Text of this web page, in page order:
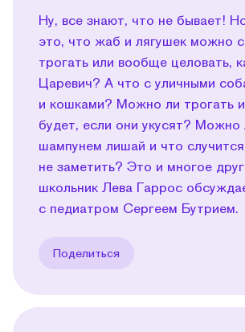
Ну, все знают, что не бывает!
это, что жаб и лягушек можно
трогать или вообще целовать,
Царевич? А что с уличными
и кошками? Можно ли трогать
будет, если они укусят? Можно
шампунем лишай и что
не заметить? Это и многое
школьник Лева Гаррос
с педиатром Сергеем Бутрием.
Поделиться